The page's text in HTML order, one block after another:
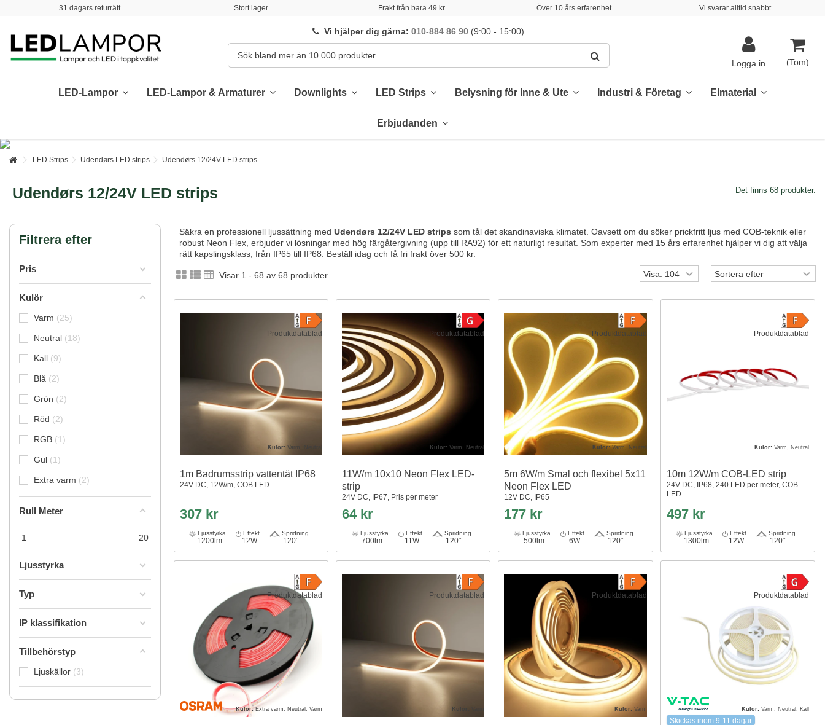
31 dagars returrätt Stort lager Frakt från bara 49 kr. Över 10 års erfarenhet Vi svarar alltid snabbt
Vi hjälper dig gärna:010-884 86 90 (9:00 - 15:00)
(Tom)
Logga in
LED-Lampor LED-Lampor & Armaturer Downlights LED Strips Belysning för Inne & Ute Industri & Företag Elmaterial
Erbjudanden
LED Strips Udendørs LED strips Udendørs 12/24V LED strips
Udendørs 12/24V LED strips Det finns 68 produkter.
Säkra en professionell ljussättning med Udendørs 12/24V LED strips som tål det skandinaviska klimatet. Oavsett om du söker prickfritt ljus med COB-teknik eller
robust Neon Flex, erbjuder vi lösningar med hög färgåtergivning (upp till RA92) för ett naturligt resultat. Som experter med 15 års erfarenhet hjälper vi dig att välja
rätt kapslingsklass, från IP65 till IP68. Beställ idag och få fri frakt över 500 kr.
Visar 1 - 68 av 68 produkter
Produktdatablad
Kulör:Varm, Neutral
1m Badrumsstrip vattentät IP68
24V DC, 12W/m, COB LED
307 kr
Ljusstyrka
1200lm
Effekt
12W
Spridning
120°
Produktdatablad
Kulör:Varm, Neutral
11W/m 10x10 Neon Flex LED-
strip
24V DC, IP67, Pris per meter
64 kr
Ljusstyrka
700lm
Effekt
11W
Spridning
120°
Produktdatablad
Kulör:Varm, Neutral
5m 6W/m Smal och flexibel 5x11
Neon Flex LED
12V DC, IP65
177 kr
Ljusstyrka
500lm
Effekt
6W
Spridning
120°
Produktdatablad
Kulör: Varm, Neutral
10m 12W/m COB-LED strip
24V DC, IP68, 240 LED per meter, COB
LED
497 kr
Ljusstyrka
1300lm
Effekt
12W
Spridning
120°
Produktdatablad
Kulör:Extra varm, Neutral, Varm
Produktdatablad
Kulör:
Produktdatablad
Kulör: Varm
Produktdatablad
Kulör: Varm, Neutral, Kall
Skickas inom 9-11 dagar
Filtrera efter
Pris
Kulör
Varm 25
Neutral 18
Kall 9
Blå 2
Grön 2
Röd 2
RGB 1
Gul 1
Extra varm 2
CCT (Varm till Kall Vit) 2
Orange
Rull Meter
1 20
Ljusstyrka
Typ
IP klassifikation
Tillbehörstyp
Ljuskällor 3